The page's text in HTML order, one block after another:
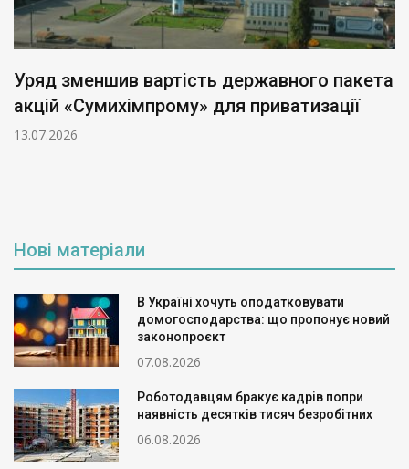
Уряд зменшив вартість державного пакета
акцій «Сумихімпрому» для приватизації
13.07.2026
Нові матеріали
В Україні хочуть оподатковувати
домогосподарства: що пропонує новий
законопроєкт
07.08.2026
Роботодавцям бракує кадрів попри
наявність десятків тисяч безробітних
06.08.2026